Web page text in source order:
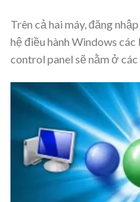
Trên cả hai máy, đăng
hệ điều hành Windows
control panel sẽ nằm ở